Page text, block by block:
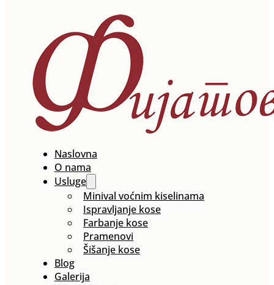
Naslovna
O nama
Usluge
Minival voćnim kiselinama
Ispravljanje kose
Farbanje kose
Pramenovi
Šišanje kose
Blog
Galerija